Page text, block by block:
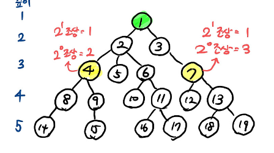
y 알고리즘을 사용해서 풀었다. 먼저 배열을 통해 각각의 note의 pitch를 받아
서 채워준다. 이 때 연속해서 같은 값이 나오게 되면 같은 alien piano key를 사
용하게 되므로 배열에 넣어주지 않아도 된다. 이렇게 배열을 넣어 주었을 때 만
약 다음과 같이 배열이 생겼다고 가정해 보자. 이 때는 연속해서 두 숫자가 같은
경우는 존재하지 않을 것이다. [1, 8, 9, 7, 6, 5, 4, 3, 2, 1, 3, 2, 1, 3, 5, 7]..